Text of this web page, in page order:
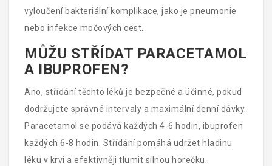
vyloučení bakteriální komplikace, jako je pneumonie
nebo infekce močových cest.
MŮŽU STŘÍDAT PARACETAMOL
A IBUPROFEN?
Ano, střídání těchto léků je bezpečné a účinné, pokud
dodržujete správné intervaly a maximální denní dávky.
Paracetamol se podává každých 4-6 hodin, ibuprofen
každých 6-8 hodin. Střídání pomáhá udržet hladinu
léku v krvi a efektivněji tlumit silnou horečku.